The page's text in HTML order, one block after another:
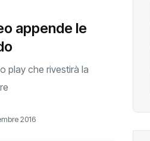
appende le
play che rivestirà la
2016